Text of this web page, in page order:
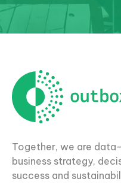
Together, we are
business strategy,
success and